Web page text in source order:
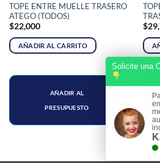
TOPE ENTRE MUELLE TRASERO
ATEGO (TODOS)
$22,000
AÑADIR AL CARRITO
AÑADIR AL
PRESUPUESTO
$
Solicite una